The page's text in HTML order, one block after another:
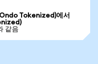
Tokenized)에서
같음